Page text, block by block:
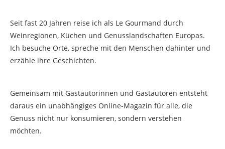
Seit fast 20 Jahren reise ich als Le Gourmand durch
Weinregionen, Küchen und Genusslandschaften Europas.
Ich besuche Orte, spreche mit den Menschen dahinter und
erzähle ihre Geschichten.
Gemeinsam mit Gastautorinnen und Gastautoren entsteht
daraus ein unabhängiges Online-Magazin für alle, die
Genuss nicht nur konsumieren, sondern verstehen
möchten.